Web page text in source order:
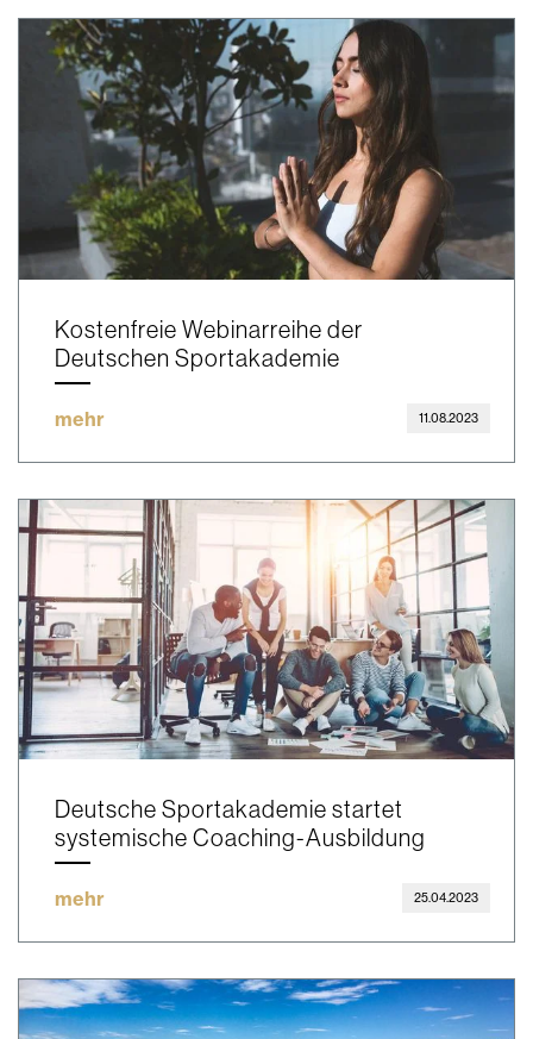
Kostenfreie Webinarreihe der
Deutschen Sportakademie
mehr 11.08.2023
Deutsche Sportakademie startet
systemische Coaching-Ausbildung
mehr 25.04.2023